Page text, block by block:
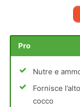
Pro
Nutre e
Fornisce
cocco